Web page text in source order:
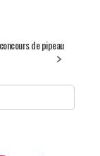
de pipeau